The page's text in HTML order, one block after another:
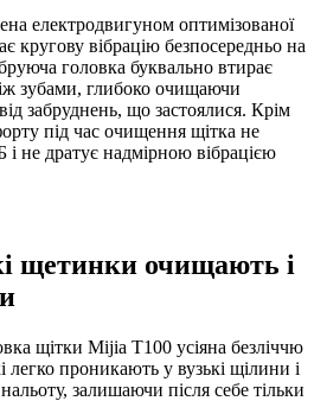
електродвигуном оптимізованої
кругову вібрацію безпосередньо на
головка буквально втирає
зубами, глибоко очищаючи
забруднень, що застоялися. Крім
під час очищення щітка не
не дратує надмірною вібрацією
щетинки очищають і
щітки Mijia T100 усіяна безліччю
проникають у вузькі щілини і
залишаючи після себе тільки